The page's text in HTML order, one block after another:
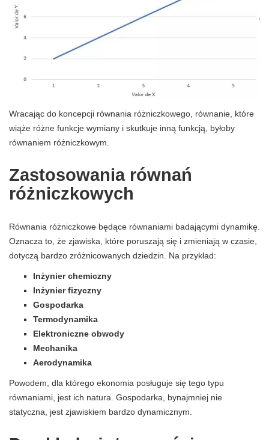
Wracając do koncepcji równania różniczkowego, równanie, które
wiąże różne funkcje wymiany i skutkuje inną funkcją, byłoby
równaniem różniczkowym.
Zastosowania równań
różniczkowych
Równania różniczkowe będące równaniami badającymi dynamikę.
Oznacza to, że zjawiska, które poruszają się i zmieniają w czasie,
dotyczą bardzo zróżnicowanych dziedzin. Na przykład:
Inżynier chemiczny
Inżynier fizyczny
Gospodarka
Termodynamika
Elektroniczne obwody
Mechanika
Aerodynamika
Powodem, dla którego ekonomia posługuje się tego typu
równaniami, jest ich natura. Gospodarka, bynajmniej nie
statyczna, jest zjawiskiem bardzo dynamicznym.